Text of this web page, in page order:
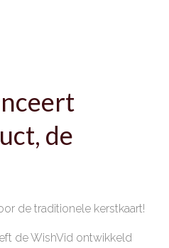
de
de traditionele kerstkaart!
de WishVid ontwikkeld